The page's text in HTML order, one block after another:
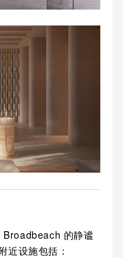
的静谧
近设施包括：